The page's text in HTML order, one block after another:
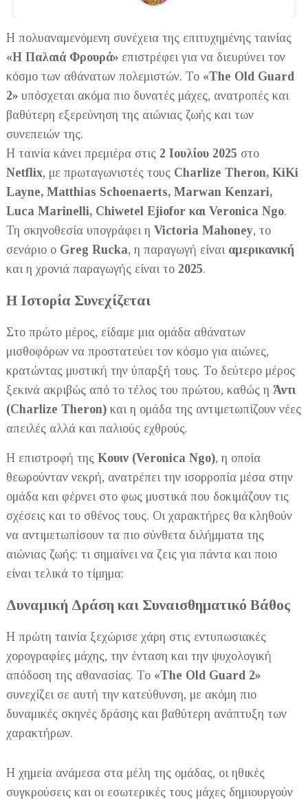
Η πολυαναμενόμενη συνέχεια της επιτυχημένης ταινίας
«Η Παλαιά Φρουρά» επιστρέφει για να διευρύνει τον
κόσμο των αθάνατων πολεμιστών. Το «The Old Guard
2» υπόσχεται ακόμα πιο δυνατές μάχες, ανατροπές και
βαθύτερη εξερεύνηση της αιώνιας ζωής και των
συνεπειών της.
Η ταινία κάνει πρεμιέρα στις 2 Ιουλίου 2025 στο
Netflix, με πρωταγωνιστές τους Charlize Theron, KiKi
Layne, Matthias Schoenaerts, Marwan Kenzari,
Luca Marinelli, Chiwetel Ejiofor και Veronica Ngo.
Τη σκηνοθεσία υπογράφει ηVictoria Mahoney, το
σενάριο ο Greg Rucka, η παραγωγή είναι αμερικανική
και η χρονιά παραγωγής είναι το 2025.
Η Ιστορία Συνεχίζεται
Στο πρώτο μέρος, είδαμε μια ομάδα αθάνατων
μισθοφόρων να προστατεύει τον κόσμο για αιώνες,
κρατώντας μυστική την ύπαρξή τους. Το δεύτερο μέρος
ξεκινά ακριβώς από το τέλος του πρώτου, καθώς ηΆντι
(Charlize Theron) και η ομάδα της αντιμετωπίζουν νέες
απειλές αλλά και παλιούς εχθρούς.
Η επιστροφή τηςΚουιν (Veronica Ngo), η οποία
θεωρούνταν νεκρή, ανατρέπει την ισορροπία μέσα στην
ομάδα και φέρνει στο φως μυστικά που δοκιμάζουν τις
σχέσεις και το σθένος τους. Οι χαρακτήρες θα κληθούν
να αντιμετωπίσουν τα πιο σύνθετα διλήμματα της
αιώνιας ζωής: τι σημαίνει να ζεις για πάντα και ποιο
είναι τελικά το τίμημα;
Δυναμική Δράση και Συναισθηματικό Βάθος
Η πρώτη ταινία ξεχώρισε χάρη στις εντυπωσιακές
χορογραφίες μάχης, την ένταση και την ψυχολογική
απόδοση της αθανασίας. Το «The Old Guard 2»
συνεχίζει σε αυτή την κατεύθυνση, με ακόμη πιο
δυναμικές σκηνές δράσης και βαθύτερη ανάπτυξη των
χαρακτήρων.
Η χημεία ανάμεσα στα μέλη της ομάδας, οι ηθικές
συγκρούσεις και οι εσωτερικές τους μάχες δημιουργούν